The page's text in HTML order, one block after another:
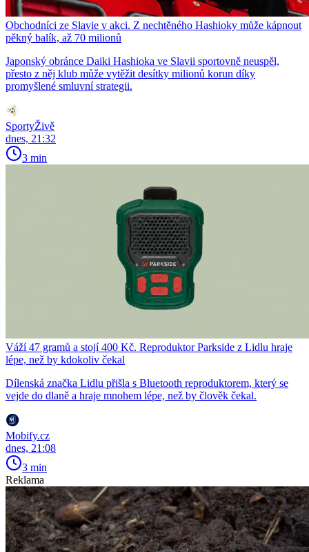
Obchodníci ze Slavie v akci. Z nechtěného Hashioky může kápnout
pěkný balík, až 70 milionů
Japonský obránce Daiki Hashioka ve Slavii sportovně neuspěl,
přesto z něj klub může vytěžit desítky milionů korun díky
promyšlené smluvní strategii.
SportyŽivě
dnes, 21:32
3 min
Váží 47 gramů a stojí 400 Kč. Reproduktor Parkside z Lidlu hraje
lépe, než by kdokoliv čekal
Dílenská značka Lidlu přišla s Bluetooth reproduktorem, který se
vejde do dlaně a hraje mnohem lépe, než by člověk čekal.
Mobify.cz
dnes, 21:08
3 min
Reklama